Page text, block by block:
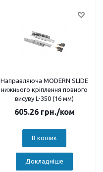
Направляюча MODERN SLIDE
нижнього кріплення повного
висуву L-350 (16 мм)
605.26грн./ком
В кошик
Докладніше